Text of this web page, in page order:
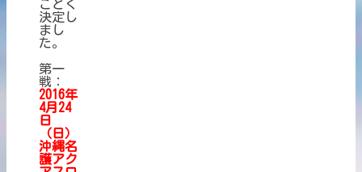
ごとく
決定し
まし
た。
第一
戦：
2016年
4月24
日
（日）
沖縄名
護アク